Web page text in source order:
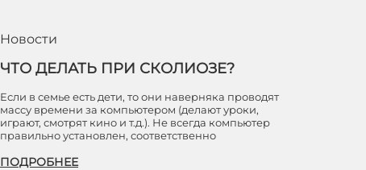
Новости
ЧТО ДЕЛАТЬ ПРИ СКОЛИОЗЕ?
Если в семье есть дети, то они наверняка проводят
массу времени за компьютером (делают уроки,
играют, смотрят кино и т.д.). Не всегда компьютер
правильно установлен, соответственно
ПОДРОБНЕЕ